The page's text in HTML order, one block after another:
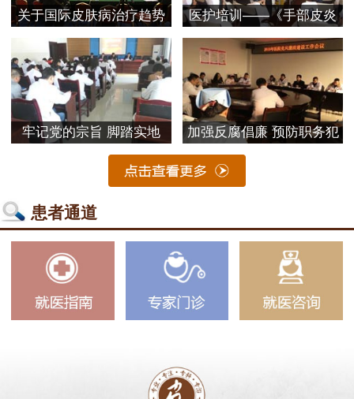
关于国际皮肤病治疗趋势
探
医护培训——《手部皮炎
的
牢记党的宗旨 脚踏实地 加强反腐倡廉 预防职务犯
患者通道